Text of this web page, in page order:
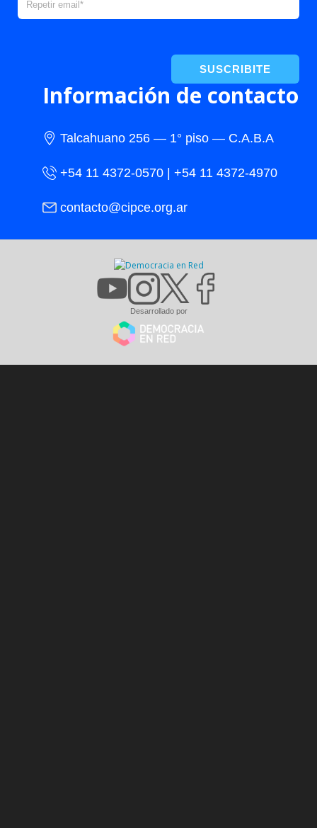
SUSCRIBITE
Información de contacto
Talcahuano 256 — 1° piso — C.A.B.A
+54 11 4372-0570 | +54 11 4372-4970
contacto@cipce.org.ar
Desarrollado por